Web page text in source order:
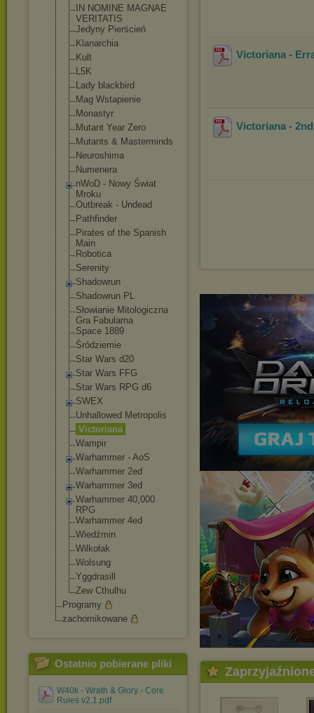
IN NOMINE MAGNAE
VERITATIS
Jedyny Pierścień
Klanarchia
Kult
L5K
Lady blackbird
Mag Wstapienie
Monastyr
Mutant Year Zero
Mutants & Masterminds
Neuroshima
Numenera
nWoD - Nowy Świat
Mroku
Outbreak - Undead
Pathfinder
Pirates of the Spanish
Main
Robotica
Serenity
Shadowrun
Shadowrun PL
Słowianie Mitologiczna
Gra Fabularna
Space 1889
Śródziemie
Star Wars d20
Star Wars FFG
Star Wars RPG d6
SWEX
Unhallowed Metropolis
Victoriana
Wampir
Warhammer - AoS
Warhammer 2ed
Warhammer 3ed
Warhammer 40,000
RPG
Warhammer 4ed
Wiedźmin
Wilkołak
Wolsung
Yggdrasill
Zew Cthulhu
Programy
zachomikowane
Ostatnio pobierane pliki
W40k - Wrath & Glory - Core
Rules v2.1.pdf
Victoriana -
Victoriana -